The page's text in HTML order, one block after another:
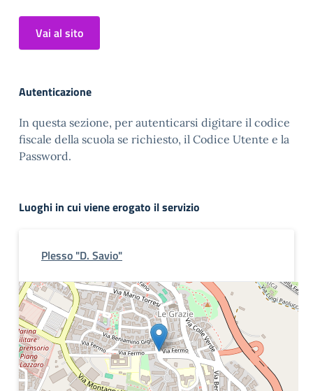
Vai al sito
Autenticazione
In questa sezione, per autenticarsi digitare il codice
fiscale della scuola se richiesto, il Codice Utente e la
Password.
Luoghi in cui viene erogato il servizio
Plesso "D. Savio"